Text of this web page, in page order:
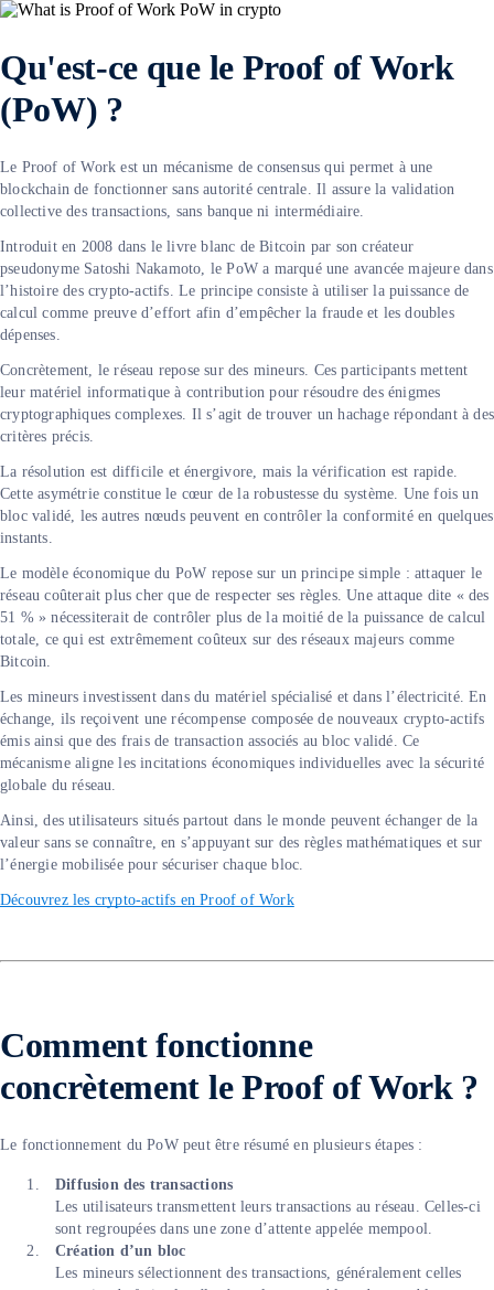
Qu'est-ce que le Proof of Work
(PoW) ?
Le Proof of Work est un mécanisme de consensus qui permet à une
blockchain de fonctionner sans autorité centrale. Il assure la validation
collective des transactions, sans banque ni intermédiaire.
Introduit en 2008 dans le livre blanc de Bitcoin par son créateur
pseudonyme Satoshi Nakamoto, le PoW a marqué une avancée majeure dans
l’histoire des crypto-actifs. Le principe consiste à utiliser la puissance de
calcul comme preuve d’effort afin d’empêcher la fraude et les doubles
dépenses.
Concrètement, le réseau repose sur des mineurs. Ces participants mettent
leur matériel informatique à contribution pour résoudre des énigmes
cryptographiques complexes. Il s’agit de trouver un hachage répondant à des
critères précis.
La résolution est difficile et énergivore, mais la vérification est rapide.
Cette asymétrie constitue le cœur de la robustesse du système. Une fois un
bloc validé, les autres nœuds peuvent en contrôler la conformité en quelques
instants.
Le modèle économique du PoW repose sur un principe simple : attaquer le
réseau coûterait plus cher que de respecter ses règles. Une attaque dite « des
51 % » nécessiterait de contrôler plus de la moitié de la puissance de calcul
totale, ce qui est extrêmement coûteux sur des réseaux majeurs comme
Bitcoin.
Les mineurs investissent dans du matériel spécialisé et dans l’électricité. En
échange, ils reçoivent une récompense composée de nouveaux crypto-actifs
émis ainsi que des frais de transaction associés au bloc validé. Ce
mécanisme aligne les incitations économiques individuelles avec la sécurité
globale du réseau.
Ainsi, des utilisateurs situés partout dans le monde peuvent échanger de la
valeur sans se connaître, en s’appuyant sur des règles mathématiques et sur
l’énergie mobilisée pour sécuriser chaque bloc.
Découvrez les crypto-actifs en Proof of Work
Comment fonctionne
concrètement le Proof of Work ?
Le fonctionnement du PoW peut être résumé en plusieurs étapes :
Diffusion des transactions
Les utilisateurs transmettent leurs transactions au réseau. Celles-ci
sont regroupées dans une zone d’attente appelée mempool.
Création d’un bloc
Les mineurs sélectionnent des transactions, généralement celles